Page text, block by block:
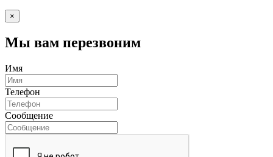
×
Мы вам перезвоним
Имя
Телефон
Сообщение